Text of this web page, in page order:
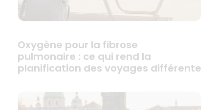
Oxygène pour la fibrose
pulmonaire : ce qui rend la
planification des voyages différente